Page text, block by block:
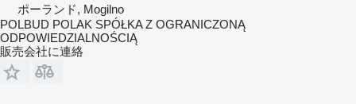
ポーランド, Mogilno
POLBUD POLAK SPÓŁKA Z OGRANICZONĄ
ODPOWIEDZIALNOŚCIĄ
販売会社に連絡